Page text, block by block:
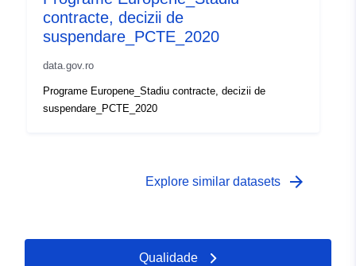
contracte, decizii de
suspendare_PCTE_2020
data.gov.ro
Programe Europene_Stadiu contracte, decizii de
suspendare_PCTE_2020
Explore similar datasets arrow_forward
Qualidade